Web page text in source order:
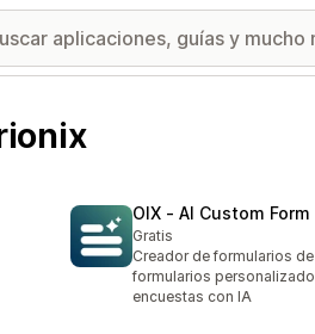
OIX ‑ AI Custom
Gratis
Creador de formularios
formularios
encuestas con IA